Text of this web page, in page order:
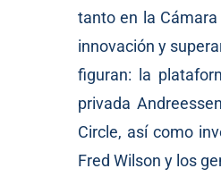
tanto en la
innovación y
figuran: la
privada
Circle, así como
Fred Wilson y los